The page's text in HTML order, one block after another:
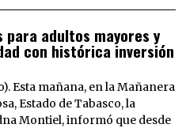
para adultos mayores y
con histórica inversión
Esta mañana, en la Mañanera
Estado de Tabasco, la
Montiel, informó que desde